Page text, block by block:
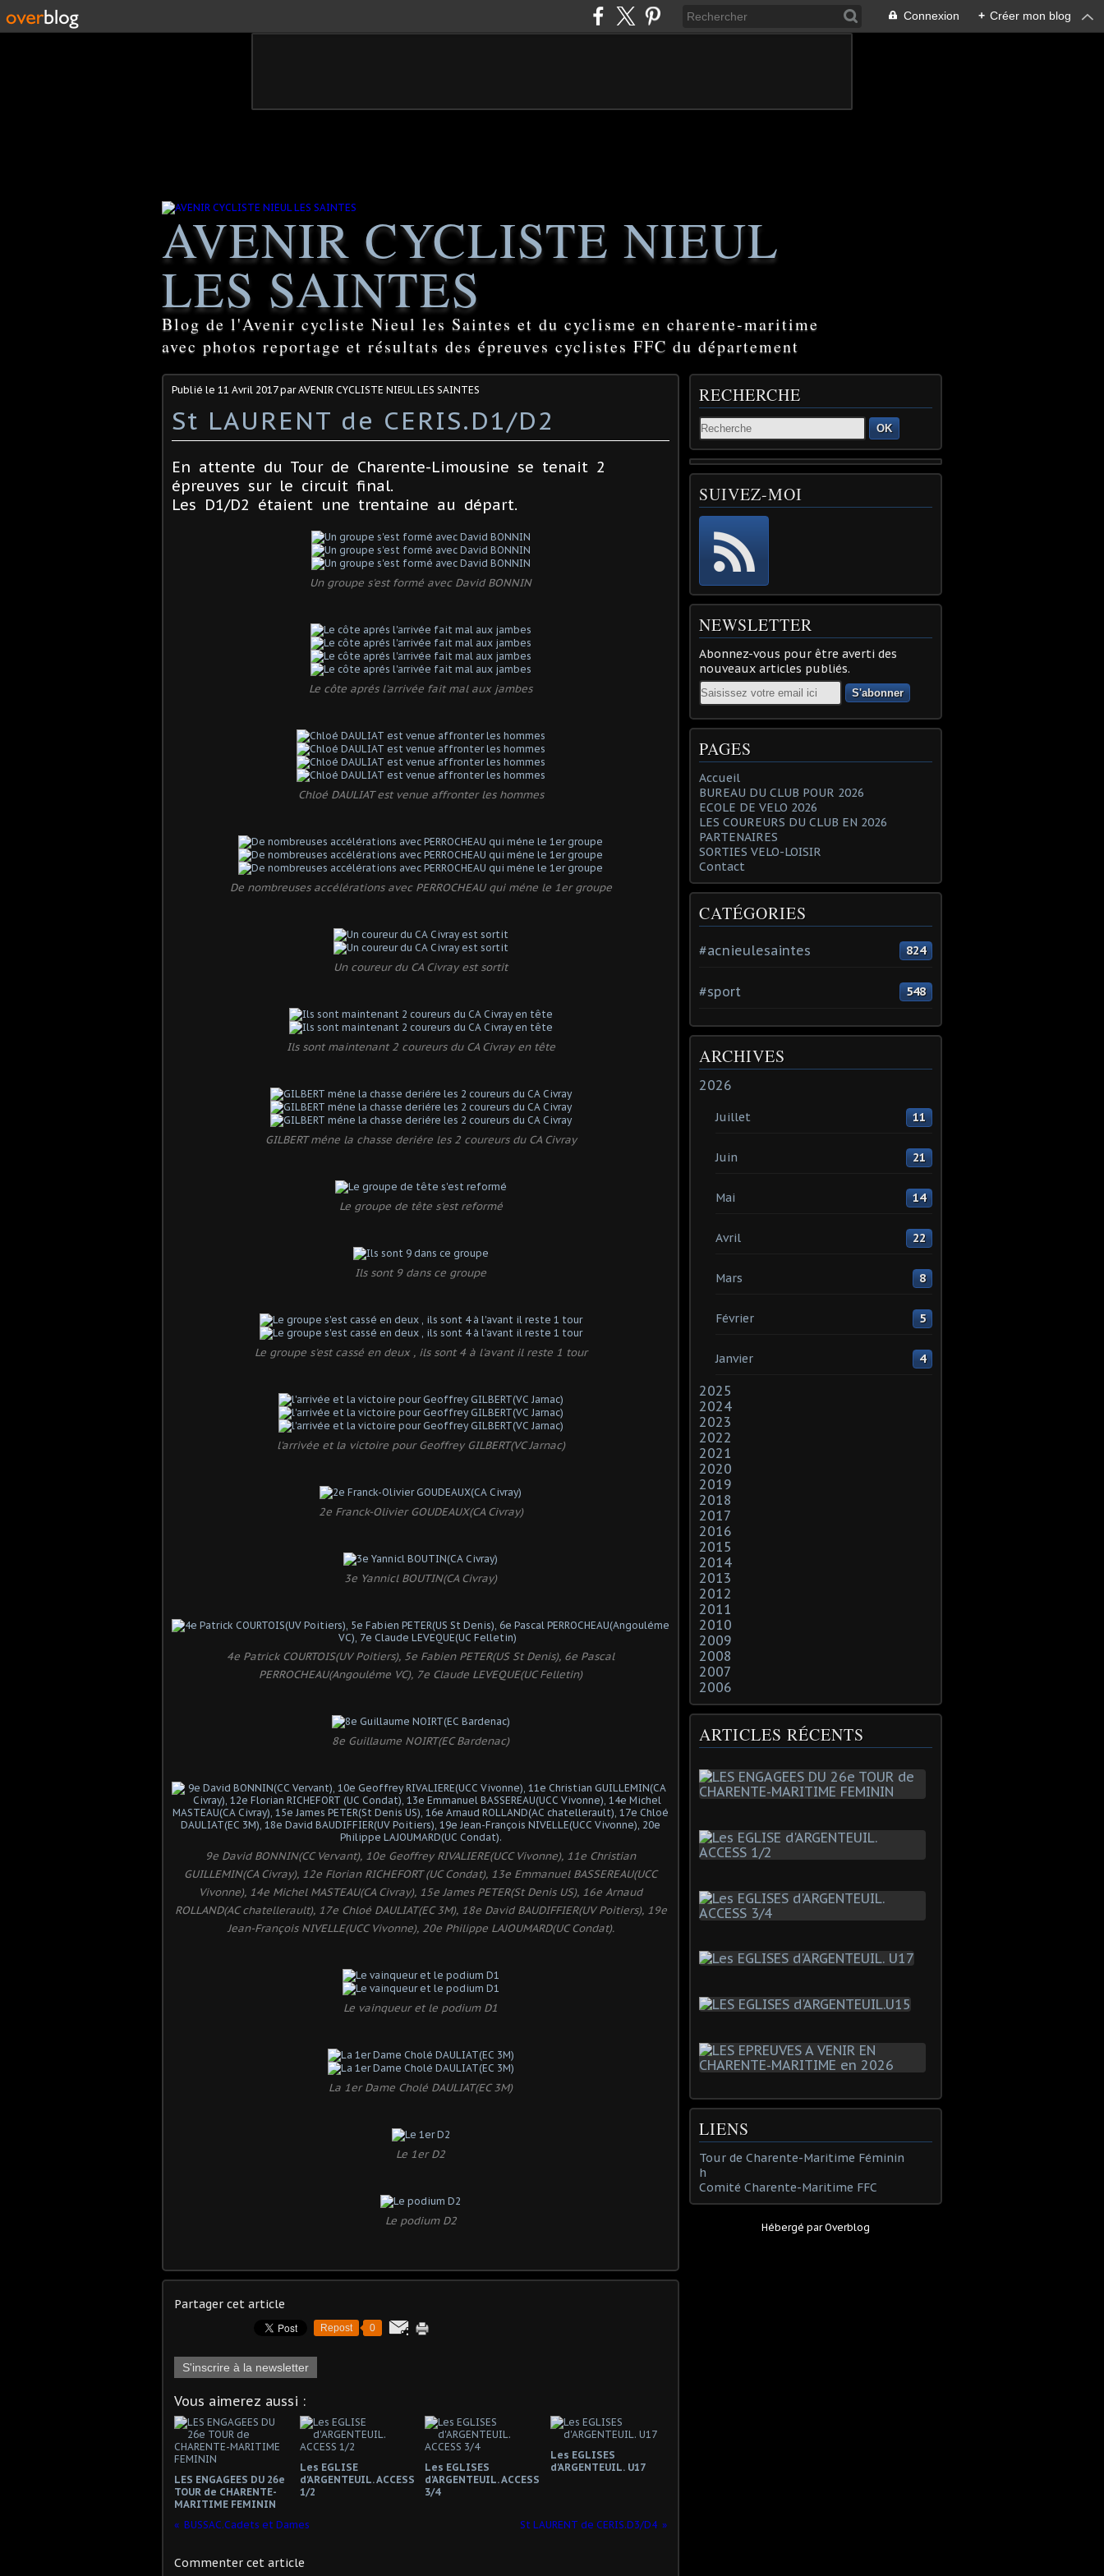
Connexion + Créer mon blog
AVENIR CYCLISTE NIEUL
LES SAINTES
Blog de l'Avenir cycliste Nieul les Saintes et du cyclisme en charente-maritime
avec photos reportage et résultats des épreuves cyclistes FFC du département
Publié le 11 Avril 2017par AVENIR CYCLISTE NIEUL LES SAINTES
St LAURENT de CERIS.D1/D2
En attente du Tour de Charente-Limousine se tenait 2
épreuves sur le circuit final.
Les D1/D2 étaient une trentaine au départ.
Un groupe s'est formé avec David BONNIN
Le côte aprés l'arrivée fait mal aux jambes
Chloé DAULIAT est venue affronter les hommes
De nombreuses accélérations avec PERROCHEAU qui méne le 1er groupe
Un coureur du CA Civray est sortit
Ils sont maintenant 2 coureurs du CA Civray en tête
GILBERT méne la chasse deriére les 2 coureurs du CA Civray
Le groupe de tête s'est reformé
Ils sont 9 dans ce groupe
Le groupe s'est cassé en deux , ils sont 4 à l'avant il reste 1 tour
l'arrivée et la victoire pour Geoffrey GILBERT(VC Jarnac)
2e Franck-Olivier GOUDEAUX(CA Civray)
3e Yannicl BOUTIN(CA Civray)
4e Patrick COURTOIS(UV Poitiers), 5e Fabien PETER(US St Denis), 6e Pascal
PERROCHEAU(Angouléme VC), 7e Claude LEVEQUE(UC Felletin)
8e Guillaume NOIRT(EC Bardenac)
9e David BONNIN(CC Vervant), 10e Geoffrey RIVALIERE(UCC Vivonne), 11e Christian
GUILLEMIN(CA Civray), 12e Florian RICHEFORT (UC Condat), 13e Emmanuel BASSEREAU(UCC
Vivonne), 14e Michel MASTEAU(CA Civray), 15e James PETER(St Denis US), 16e Arnaud
ROLLAND(AC chatellerault), 17e Chloé DAULIAT(EC 3M), 18e David BAUDIFFIER(UV Poitiers), 19e
Jean-François NIVELLE(UCC Vivonne), 20e Philippe LAJOUMARD(UC Condat).
Le vainqueur et le podium D1
La 1er Dame Cholé DAULIAT(EC 3M)
Le 1er D2
Le podium D2
Partager cet article
Repost 0
S'inscrire à la newsletter
Vous aimerez aussi :
LES ENGAGEES DU 26e
TOUR de CHARENTE-
MARITIME FEMININ
Les EGLISE
d'ARGENTEUIL. ACCESS
1/2
Les EGLISES
d'ARGENTEUIL. ACCESS
3/4
Les EGLISES
d'ARGENTEUIL. U17
BUSSAC.Cadets et Dames St LAURENT de CERIS.D3/D4
Commenter cet article
RECHERCHE
OK
SUIVEZ-MOI
NEWSLETTER
Abonnez-vous pour être averti des
nouveaux articles publiés.
Email
PAGES
Accueil
BUREAU DU CLUB POUR 2026
ECOLE DE VELO 2026
LES COUREURS DU CLUB EN 2026
PARTENAIRES
SORTIES VELO-LOISIR
Contact
CATÉGORIES
#acnieulesaintes 824
#sport 548
ARCHIVES
2026
Juillet 11
Juin 21
Mai 14
Avril 22
Mars 8
Février 5
Janvier 4
2025
2024
2023
2022
2021
2020
2019
2018
2017
2016
2015
2014
2013
2012
2011
2010
2009
2008
2007
2006
ARTICLES RÉCENTS
LIENS
Tour de Charente-Maritime Féminin
h
Comité Charente-Maritime FFC
Hébergé parOverblog